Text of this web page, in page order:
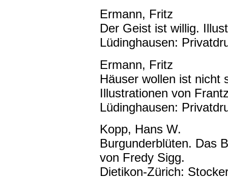
Ermann, Fritz
Der Geist ist willig.
Lüdinghausen:
Ermann, Fritz
Häuser wollen ist nicht
Illustrationen von
Lüdinghausen:
Kopp, Hans W.
Burgunderblüten. Das
von Fredy Sigg.
Dietikon-Zürich: